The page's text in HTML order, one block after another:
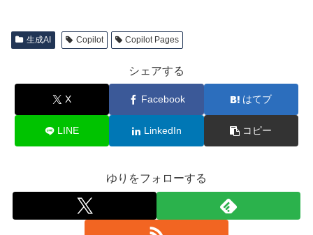
生成AI Copilot Copilot Pages
シェアする
X Facebook はてブ
LINE LinkedIn コピー
ゆりをフォローする